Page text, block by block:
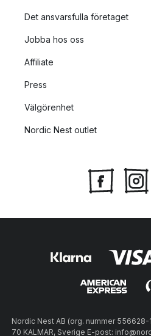
Det ansvarsfulla företaget
Jobba hos oss
Affiliate
Press
Välgörenhet
Nordic Nest outlet
Nordic Nest AB (org. nummer
70 KALMAR, Sverige E-post: